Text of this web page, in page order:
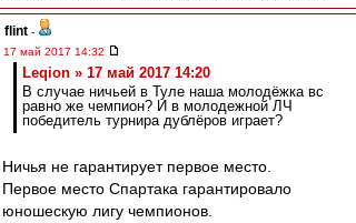
flint -
17 май 2017 14:32
Leqion » 17 май 2017 14:20
В случае ничьей в Туле наша молодёжка вс
равно же чемпион? И в молодежной ЛЧ
победитель турнира дублёров играет?
Ничья не гарантирует первое место.
Первое место Спартака гарантировало
юношескую лигу чемпионов.